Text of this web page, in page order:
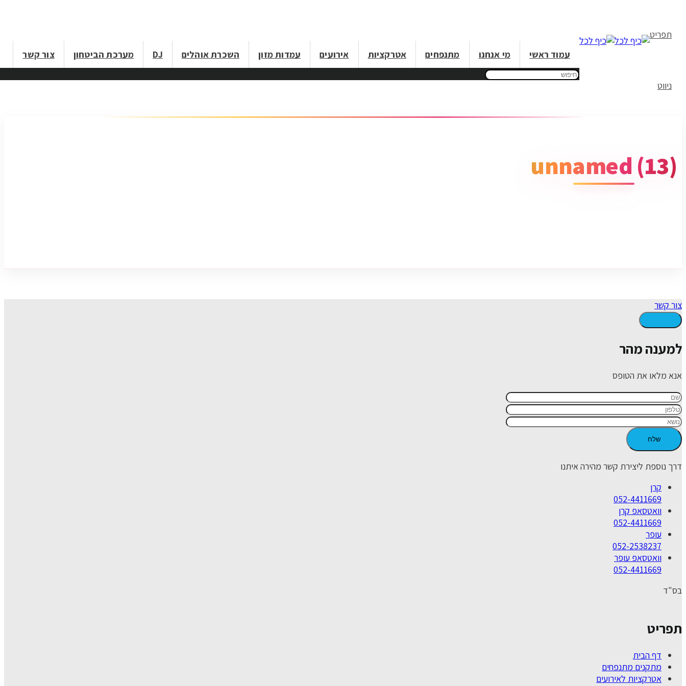
עמוד ראשי מי אנחנו מתנפחים אטרקציות אירועים עמדות מזון השכרת אוהלים DJ מערכת הביטחון צור קשר
תפריט
ניווט
unnamed (13)
צור קשר
למענה מהר
אנא מלאו את הטופס
דרך נוספת ליצירת קשר מהירה איתנו
קרן
052-4411669
וואטסאפ קרן
052-4411669
עופר
052-2538237
וואטסאפ עופר
052-4411669
בס"ד
תפריט
דף הבית
מתקנים מתנפחים
אטרקציות לאירועים